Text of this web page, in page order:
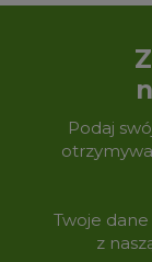
Podaj
Twoje
z